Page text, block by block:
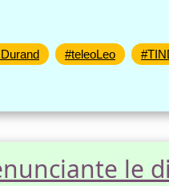
#teleoLeo
le